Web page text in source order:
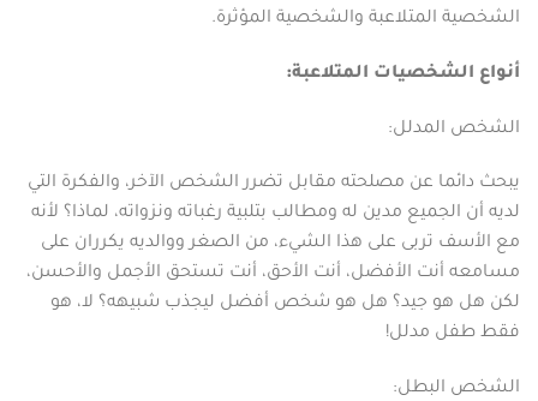
الشخصية المتلاعبة والشخصية المؤثرة.
أنواع الشخصيات المتلاعبة:
الشخص المدلل:
يبحث دائما عن مصلحته مقابل تضرر الشخص الآخر، والفكرة التي
لديه أن الجميع مدين له ومطالب بتلبية رغباته ونزواته، لماذا؟ لأنه
مع الأسف تربى على هذا الشيء، من الصغر ووالديه يكرران على
مسامعه أنت الأفضل، أنت الأحق، أنت تستحق الأجمل والأحسن،
لكن هل هو جيد؟ هل هو شخص أفضل ليجذب شبيهه؟ لا، هو
فقط طفل مدلل!
الشخص البطل: